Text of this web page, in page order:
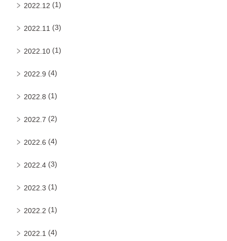
2022.12 (1)
2022.11 (3)
2022.10 (1)
2022.9 (4)
2022.8 (1)
2022.7 (2)
2022.6 (4)
2022.4 (3)
2022.3 (1)
2022.2 (1)
2022.1 (4)